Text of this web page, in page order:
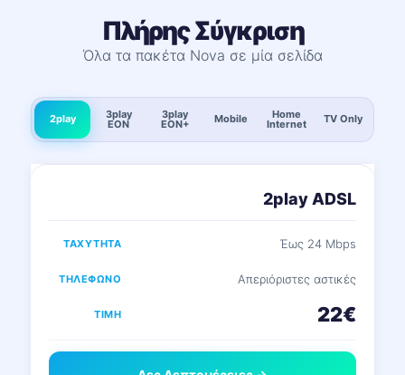
Πλήρης Σύγκριση
Όλα τα πακέτα Nova σε μία σελίδα
2play 3play
EON
3play
EON+ Mobile Home
Internet TV Only
2play ADSL
Έως 24 Mbps
Απεριόριστες αστικές
22€